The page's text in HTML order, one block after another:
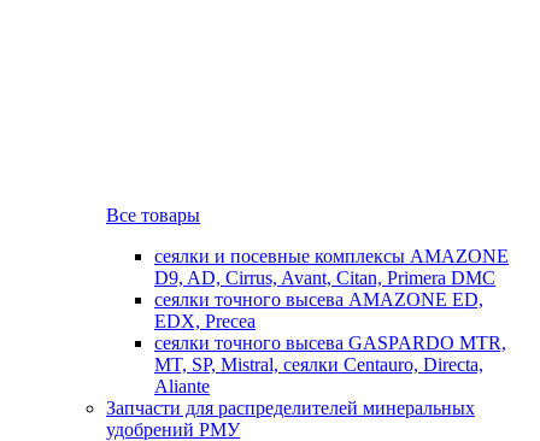
Все товары
сеялки и посевные комплексы AMAZONE
D9, AD, Cirrus, Avant, Citan, Primera DMC
сеялки точного высева AMAZONE ED,
EDX, Precea
сеялки точного высева GASPARDO MTR,
MT, SP, Mistral, сеялки Centauro, Directa,
Aliante
Запчасти для распределителей минеральных
удобрений РМУ